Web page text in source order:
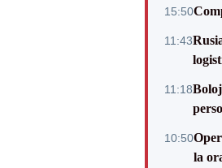
15:50
11:43
11:18
10:50
la